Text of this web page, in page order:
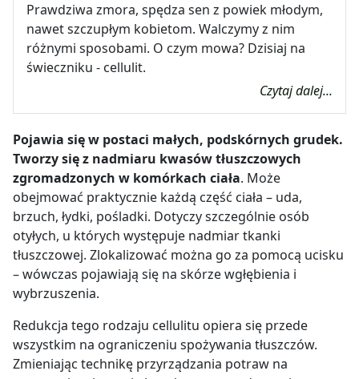
Prawdziwa zmora, spędza sen z powiek młodym,
nawet szczupłym kobietom. Walczymy z nim
różnymi sposobami. O czym mowa? Dzisiaj na
świeczniku - cellulit.
Czytaj dalej...
Pojawia się w postaci małych, podskórnych grudek.
Tworzy się z nadmiaru kwasów tłuszczowych
zgromadzonych w komórkach ciała. Może
obejmować praktycznie każdą część ciała – uda,
brzuch, łydki, pośladki. Dotyczy szczególnie osób
otyłych, u których występuje nadmiar tkanki
tłuszczowej. Zlokalizować można go za pomocą ucisku
– wówczas pojawiają się na skórze wgłębienia i
wybrzuszenia.
Redukcja tego rodzaju cellulitu opiera się przede
wszystkim na ograniczeniu spożywania tłuszczów.
Zmieniając technikę przyrządzania potraw na